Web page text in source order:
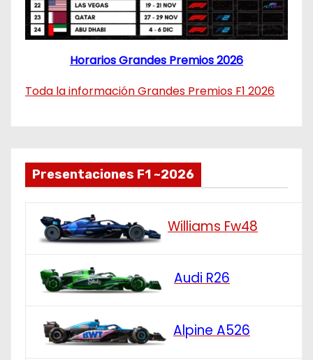
Horarios Grandes Premios 2026
Toda la información Grandes Premios F1 2026
Presentaciones F1 ~2026
Williams Fw48
Audi R26
Alpine A526